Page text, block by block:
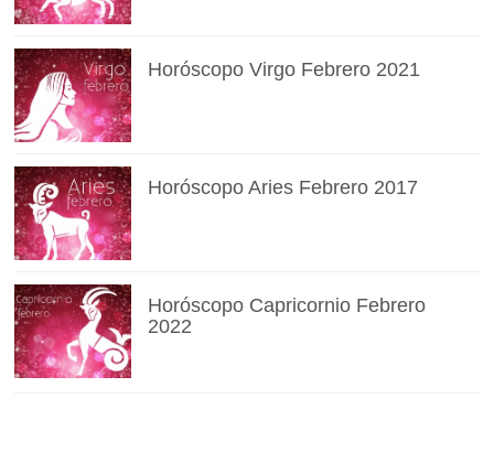
Horóscopo Virgo Febrero 2021
Horóscopo Aries Febrero 2017
Horóscopo Capricornio Febrero
2022